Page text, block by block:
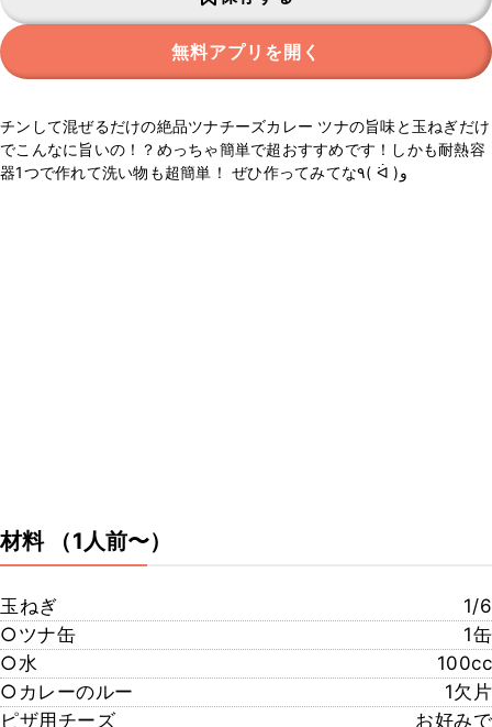
無料アプリを開く
チンして混ぜるだけの絶品ツナチーズカレー ツナの旨味と玉ねぎだけ
でこんなに旨いの！？めっちゃ簡単で超おすすめです！しかも耐熱容
器1つで作れて洗い物も超簡単！ ぜひ作ってみてな٩( ᐛ )و
材料 （1人前〜）
玉ねぎ
1/6
○ツナ缶
1缶
○水
100cc
○カレーのルー
1欠片
ピザ用チーズ
お好みで